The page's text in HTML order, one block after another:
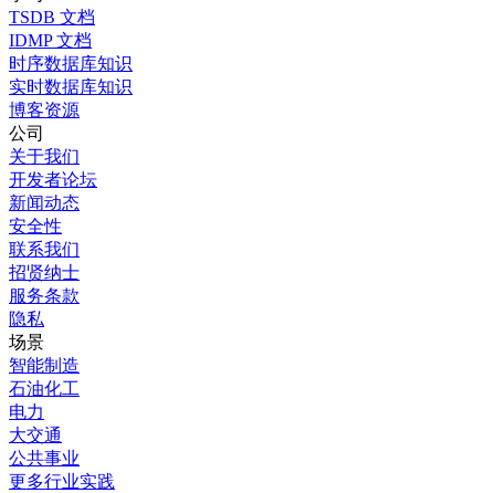
TSDB 文档
IDMP 文档
时序数据库知识
实时数据库知识
博客资源
公司
关于我们
开发者论坛
新闻动态
安全性
联系我们
招贤纳士
服务条款
隐私
场景
智能制造
石油化工
电力
大交通
公共事业
更多行业实践